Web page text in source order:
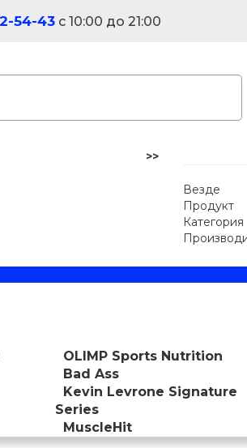
54-43 с 10:00 до 21:00
>>
Везде
Продукт
Категория
OLIMP Sports Nutrition
Bad Ass
Kevin Levrone Signature
Series
MuscleHit